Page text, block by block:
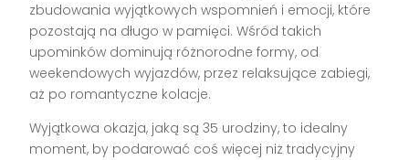
zbudowania wyjątkowych wspomnień i emocji, które
pozostają na długo w pamięci. Wśród takich
upominków dominują różnorodne formy, od
weekendowych wyjazdów, przez relaksujące zabiegi,
aż po romantyczne kolacje.
Wyjątkowa okazja, jaką są 35 urodziny, to idealny
moment, by podarować coś więcej niż tradycyjny